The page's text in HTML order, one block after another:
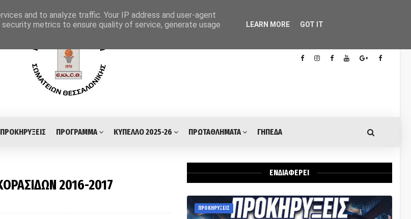
ΠΡΟΚΗΡΥΞΕΙΣ ΠΡΟΓΡΑΜΜΑ ΚΥΠΕΛΛΟ 2025-26 ΠΡΩΤΑΘΛΗΜΑΤΑ ΓΗΠΕΔΑ
2016-2017
ΕΝΔΙΑΦΕΡΕΙ
ΠΡΟΚΗΡΥΞΕΙΣ
and to analyze traffic. Your IP address and user-agent
metrics to ensure quality of service, generate usage
LEARN MORE GOT IT